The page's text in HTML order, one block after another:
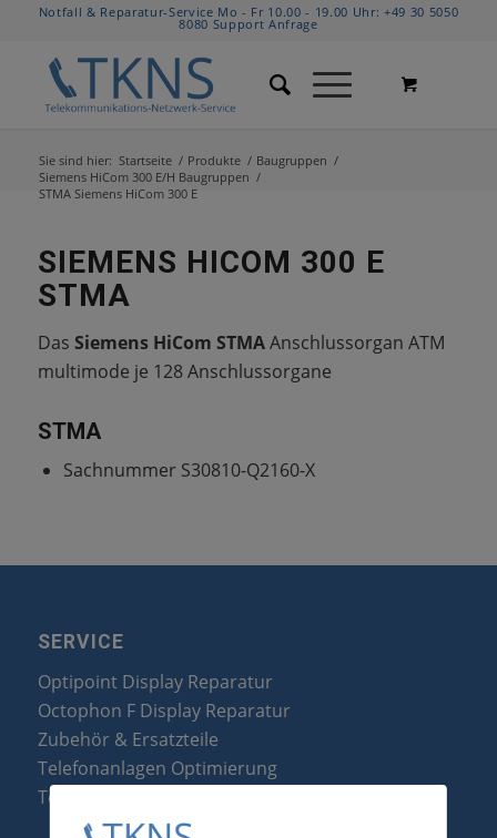
Notfall & Reparatur-Service Mo - Fr 10.00 - 19.00 Uhr:+49 30 5050
8080 Support Anfrage
Sie sind hier: Startseite / Produkte / Baugruppen /
Siemens HiCom 300 E/H Baugruppen /
STMA Siemens HiCom 300 E
SIEMENS HICOM 300 E
STMA
Das Siemens HiCom STMAAnschlussorgan ATM
multimode je 128 Anschlussorgane
STMA
Sachnummer S30810-Q2160-X
SERVICE
Optipoint Display Reparatur
Octophon F Display Reparatur
Zubehör & Ersatzteile
Telefonanlagen Optimierung
Telefonanlagen Erweiterung